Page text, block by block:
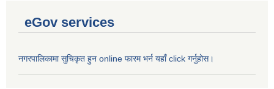
eGov services
नगरपालिकामा सुचिकृत हुन online फारम भर्न यहाँ click गर्नुहोस।